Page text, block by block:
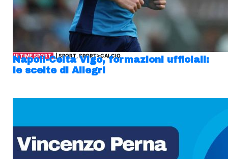
ULTIME SPORT| SPORT, SPORT>CALCIO
Napoli-Celta Vigo, formazioni ufficiali:
le scelte di Allegri